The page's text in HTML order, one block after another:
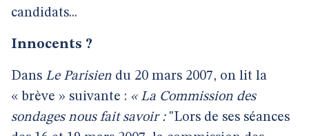
candidats...
Innocents ?
Dans Le Parisien du 20 mars 2007, on lit la
« brève » suivante : « La Commission des
sondages nous fait savoir : "Lors de ses séances